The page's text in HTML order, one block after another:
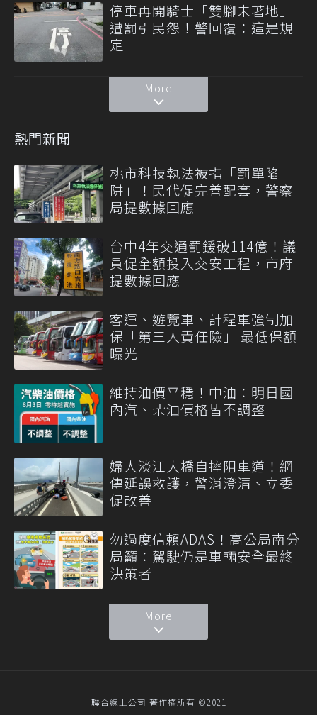
停車再開騎士「雙腳未著地」
遭罰引民怨！警回覆：這是規
定
More
熱門新聞
桃市科技執法被指「罰單陷
阱」！民代促完善配套，警察
局提數據回應
台中4年交通罰鍰破114億！議
員促全額投入交安工程，市府
提數據回應
客運、遊覽車、計程車強制加
保「第三人責任險」 最低保額
曝光
維持油價平穩！中油：明日國
內汽、柴油價格皆不調整
婦人淡江大橋自摔阻車道！網
傳延誤救護，警消澄清、立委
促改善
勿過度信賴ADAS！高公局南分
局籲：駕駛仍是車輛安全最終
決策者
More
聯合線上公司 著作權所有 ©2021